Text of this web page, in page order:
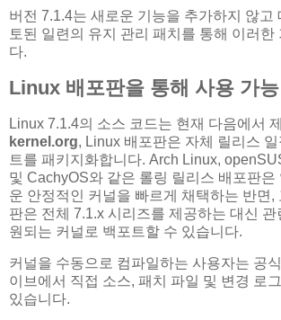
버전 7.1.4는 새로운 기능을 추가하지 않고
토된 일련의 유지 관리 패치를 통해 이러한
다.
Linux 배포판을 통해 사용 가능
Linux 7.1.4의 소스 코드는 현재 다음에서
kernel.org, Linux 배포판은 자체 릴리스 일
트를 패키지화합니다. Arch Linux,
및 CachyOS와 같은 롤링 릴리스 배포판은
운 안정적인 커널을 빠르게 채택하는 반면,
판은 전체 7.1.x 시리즈를 제공하는 대신 관
원되는 커널로 백포트할 수 있습니다.
커널을 수동으로 컴파일하는 사용자는 공
이브에서 직접 소스, 패치 파일 및 변경 로
있습니다.